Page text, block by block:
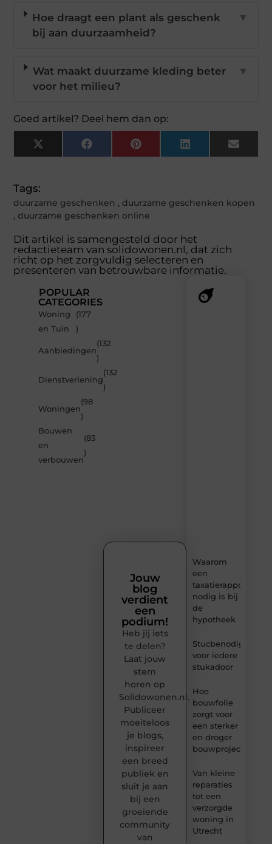
Hoe draagt een plant als geschenk
bij aan duurzaamheid?
▼
Wat maakt duurzame kleding beter
voor het milieu?
▼
Goed artikel? Deel hem dan op:
X
(Twitter)
FacebookPinterestLinkedInEmail
Tags:
duurzame geschenken , duurzame geschenken kopen
, duurzame geschenken online
Dit artikel is samengesteld door het
redactieteam van solidowonen.nl, dat zich
richt op het zorgvuldig selecteren en
presenteren van betrouwbare informatie.
POPULAR
CATEGORIES
Woning
en Tuin
(177
)
Aanbiedingen
(132
)
Dienstverlening
(132
)
Woningen
(98
)
Bouwen
en
verbouwen
(83
)
Waarom
een
taxatierapport
nodig is bij
de
hypotheek
Stucbenodigheden
voor iedere
stukadoor
Hoe
bouwfolie
zorgt voor
een sterker
en droger
bouwproject
Van kleine
reparaties
tot een
verzorgde
woning in
Utrecht
Jouw
blog
verdient
een
podium!
Heb jij iets
te delen?
Laat jouw
stem
horen op
Solidowonen.nl.
Publiceer
moeiteloos
je blogs,
inspireer
een breed
publiek en
sluit je aan
bij een
groeiende
community
van